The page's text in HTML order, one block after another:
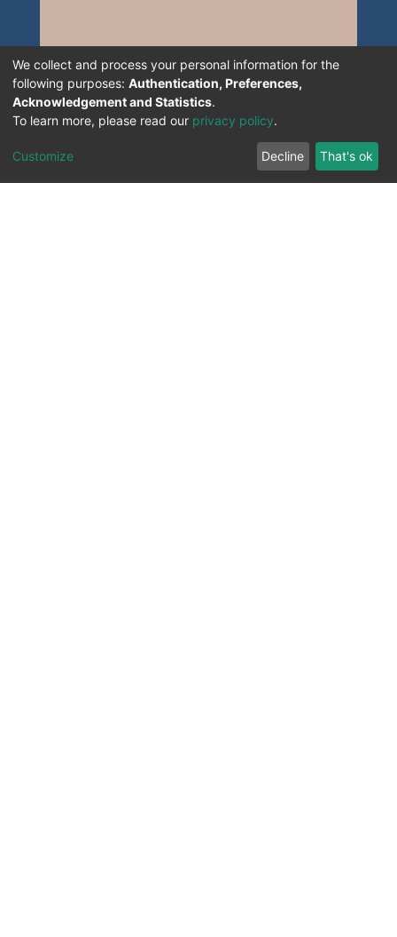
We collect and process your personal information for the
following purposes: Authentication, Preferences,
Acknowledgement and Statistics.
To learn more, please read our privacy policy.
Customize Decline That's ok